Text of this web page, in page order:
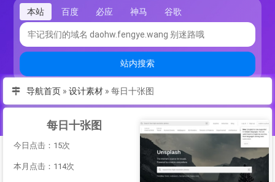
本站 百度 必应 神马 谷歌
站内搜索
导航首页 » 设计素材 » 每日十张图
每日十张图
今日点击：15次
本月点击：114次